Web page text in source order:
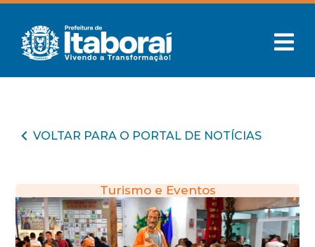
VOLTAR PARA O PORTAL DE NOTÍCIAS
Turismo e Eventos